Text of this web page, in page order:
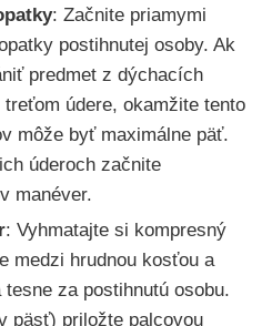
: Začnite priamymi
postihnutej osoby. Ak
predmet z dýchacích
údere, okamžite tento
môže byť maximálne päť.
úderoch začnite
manéver.
: Vyhmatajte si kompresný
medzi hrudnou kosťou a
za postihnutú osobu.
päsť) priložte palcovou